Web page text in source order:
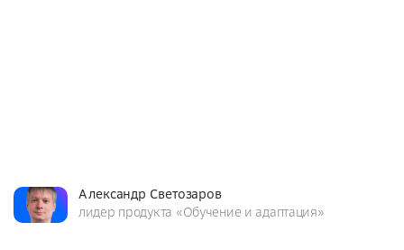
Александр Светозаров
лидер продукта «Обучение и адаптация»